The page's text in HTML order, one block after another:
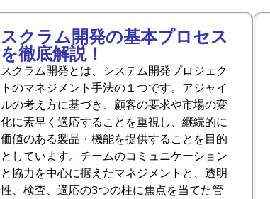
スクラム開発の基本プロセス
を徹底解説！
スクラム開発とは、システム開発プロジェク
トのマネジメント手法の１つです。アジャイ
ルの考え方に基づき、顧客の要求や市場の変
化に素早く適応することを重視し、継続的に
価値のある製品・機能を提供することを目的
としています。チームのコミュニケーション
と協力を中心に据えたマネジメントと、透明
性、検査、適応の3つの柱に焦点を当てた管